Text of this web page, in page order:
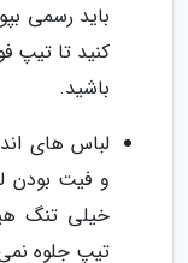
باید رسمی
کنید تا تیپ
باشید.
لباس های
و فیت
خیلی تنگ
تیپ جلوه